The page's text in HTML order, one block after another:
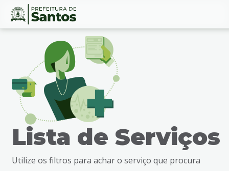
Ir
busca
Conteúdo
Lista de Serviços
Utilize os filtros para achar o serviço que procura